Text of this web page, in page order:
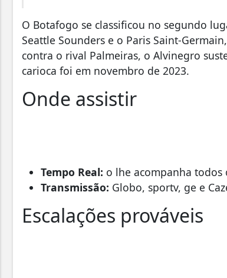
O Botafogo se classificou no segundo
Seattle Sounders e o Paris Saint-
contra o rival Palmeiras, o Alvinegro
carioca foi em novembro de 2023.
Onde assistir
Tempo Real: o lhe acompanha todos
Transmissão: Globo, sportv, ge e
Escalações prováveis